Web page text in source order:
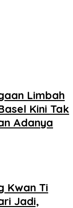
Limbah
Kini Tak
Adanya
Kwan Ti
Jadi,